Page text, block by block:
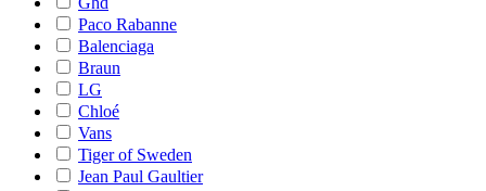
Paco Rabanne
Balenciaga
Braun
LG
Chloé
Vans
Tiger of Sweden
Jean Paul Gaultier